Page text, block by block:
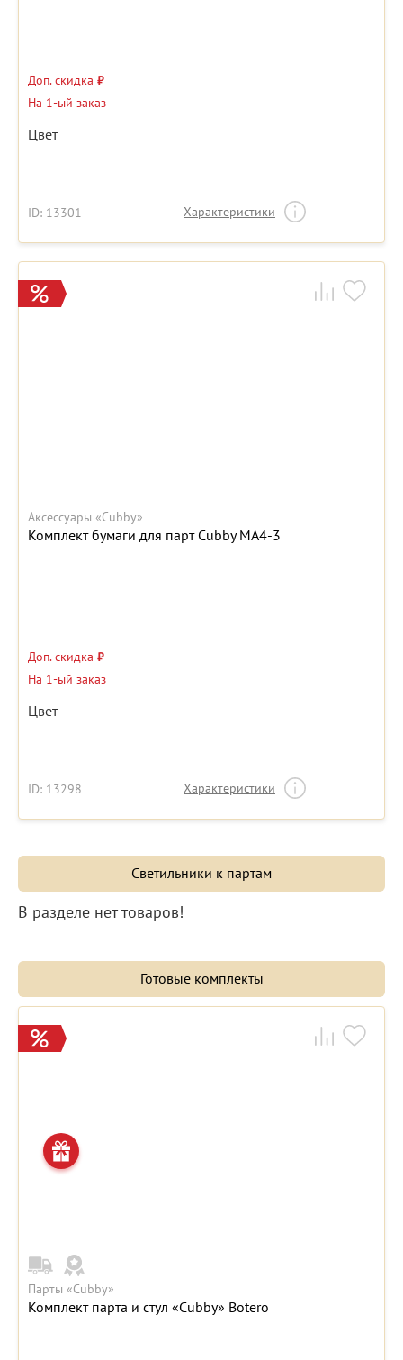
Доп. скидка ₽
На 1-ый заказ
Цвет
ID: 13301 Характеристики
Аксессуары «Cubby»
Комплект бумаги для парт Cubby МА4-3
Доп. скидка ₽
На 1-ый заказ
Цвет
ID: 13298 Характеристики
Светильники к партам
В разделе нет товаров!
Готовые комплекты
Парты «Cubby»
Комплект парта и стул «Cubby» Botero